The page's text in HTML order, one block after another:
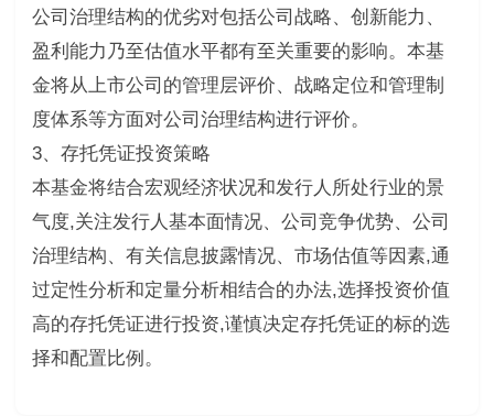
公司治理结构的优劣对包括公司战略、创新能力、
盈利能力乃至估值水平都有至关重要的影响。本基
金将从上市公司的管理层评价、战略定位和管理制
度体系等方面对公司治理结构进行评价。
3、存托凭证投资策略
本基金将结合宏观经济状况和发行人所处行业的景
气度,关注发行人基本面情况、公司竞争优势、公司
治理结构、有关信息披露情况、市场估值等因素,通
过定性分析和定量分析相结合的办法,选择投资价值
高的存托凭证进行投资,谨慎决定存托凭证的标的选
择和配置比例。